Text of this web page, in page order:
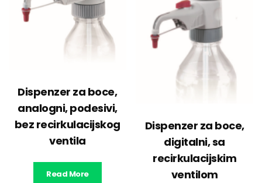
Dispenzer za boce,
analogni, podesivi,
bez recirkulacijskog
ventila
Read More
Dispenzer za boce,
digitalni, sa
recirkulacijskim
ventilom